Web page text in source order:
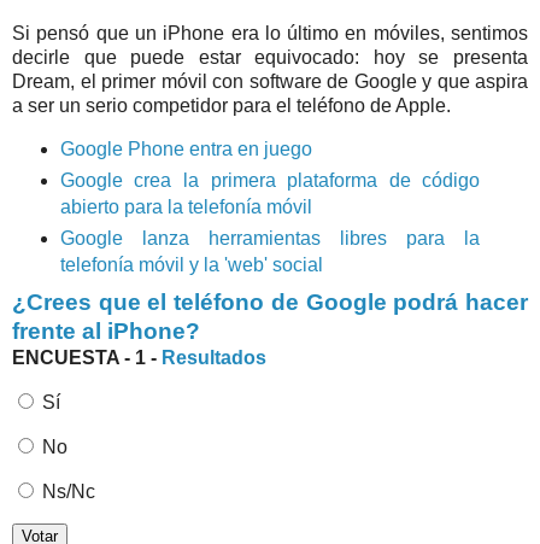
Si pensó que un iPhone era lo último en móviles, sentimos
decirle que puede estar equivocado: hoy se presenta
Dream, el primer móvil con software de Google y que aspira
a ser un serio competidor para el teléfono de Apple.
Google Phone entra en juego
Google crea la primera plataforma de código
abierto para la telefonía móvil
Google lanza herramientas libres para la
telefonía móvil y la 'web' social
¿Crees que el teléfono de Google podrá hacer
frente al iPhone?
ENCUESTA - 1 - Resultados
Sí
No
Ns/Nc